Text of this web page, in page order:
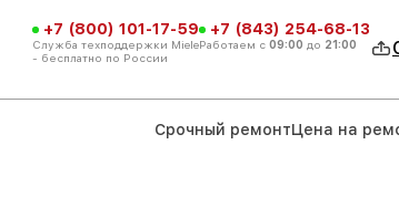
+7 (800) 101-17-59
Служба техподдержки Miele
- бесплатно по России
+7 (843) 254-68-13
Работаем с 09:00 до 21:00
Срочный ремонтЦена на